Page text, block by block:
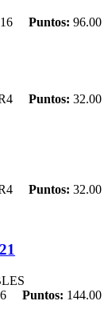
Puntos: 96.00
Puntos: 32.00
Puntos: 32.00
Puntos: 144.00